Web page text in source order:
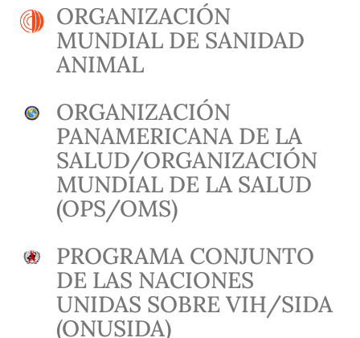
ORGANIZACIÓN
MUNDIAL DE SANIDAD
ANIMAL
ORGANIZACIÓN
PANAMERICANA DE LA
SALUD/ORGANIZACIÓN
MUNDIAL DE LA SALUD
(OPS/OMS)
PROGRAMA CONJUNTO
DE LAS NACIONES
UNIDAS SOBRE VIH/SIDA
(ONUSIDA)